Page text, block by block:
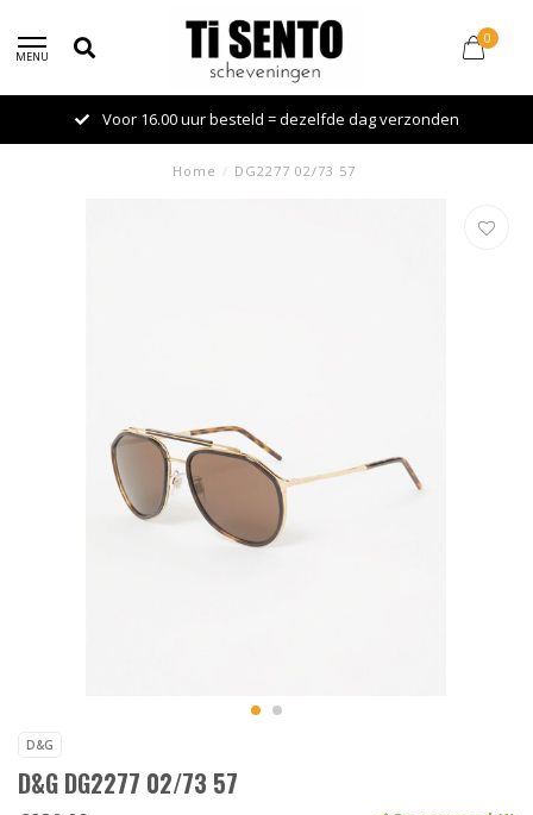
MENU
0
Voor 16.00 uur besteld = dezelfde dag verzonden
Home / DG2277 02/73 57
D&G
D&G DG2277 02/73 57